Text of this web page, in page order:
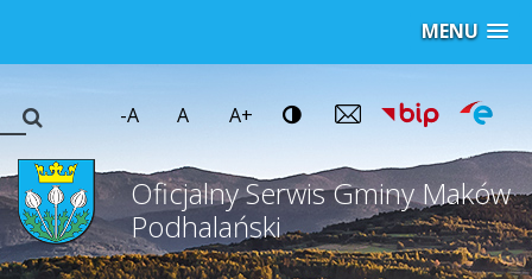
MENU
Oficjalny Serwis Gminy Maków
Podhalański
-A A A+